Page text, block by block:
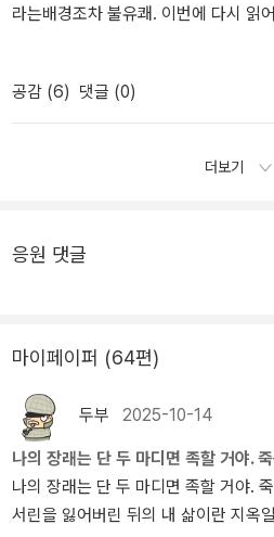
후 찾아오는 다양한 현실의 문제들은
느껴지는 고통들을 생각해본다면 결
질 할 수 없는 부분이기도 했다. 하지
에게 마음을 쏟지 못하고 죽음 앞에서
실인거 같다. 변덕스러운 인간의 마음
설에는 사랑이라는 주제뿐만 아니라
쬐는데 아이들은 구석에 서서 떨고 있
다고 생각해? 아니면 설교집을 읽고
게 대답 못 하면 사람 이름이 잇달아
할 것 같아?'p79~80 “ 고약한 사람을
일이야. 우리는 용서를 배워야지”“ 아
감을 맛보시지는 못할거야... 나를 가
생각하는 동안 나는 아무렇지도 않아
잔인함이, 그녀의 이기적인 행동이 이
졌구나를 느꼈다. 그리고, 사랑엔 나이
랑을 하려면 그때여야 가능하지 않을까
지금의 나는 현실의 삶에서 사랑의 끝
는 없지만 확실히 당신이든 누구든 자
큰 불행을 히스클리프의 불행이었어.
불행을 보고 느꼈어. 내가 이 세상에
히스클리프 자신이었단 말이야. 만약
다면 나는 역시 살아갈 거야. 그러나
이 우주는 아주 서먹해질 거야. 나는 그 일부분으로 생각도지도 않을
거야. 린튼에 대한 내 사랑은 숲의 잎사
모습이 달라지듯이 세월이 흐르면 그것
라는배경조차 불유쾌. 이번에 다시 읽
다. 그들의 행동 속에 인간의 본질과
싶다. 그들 속의 이글이글한 사랑과 욕
하는 성공스토리보다 더 진하게 다가
는 얘기보다 남들 힘든 얘기, 고생한
나 지옥불에 열광하는 악마 하나쯤은
씨 날씨같은 작품이 많은 것 같다. 삶이
으니까 그런 작품들이 울림으로 나가
에 글을 풀어가는 방법도 유치한 느낌
의 그 마음을 이제는 알 거 같은 생각이
공감 (6) 댓글 (0)
더보기
응원 댓글
마이페이퍼 (64편)
두부 2025-10-14
나의 장래는 단 두 마디면 족할 거야.
나의 장래는 단 두 마디면 족할 거야.
서린을 잃어버린 뒤의 내 삶이란 지옥